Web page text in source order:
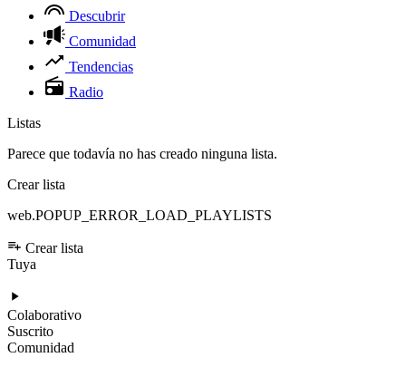
Descubrir
Comunidad
Tendencias
Radio
Listas
Parece que todavía no has creado ninguna lista.
Crear lista
web.POPUP_ERROR_LOAD_PLAYLISTS
Crear lista
Tuya
Colaborativo
Suscrito
Comunidad